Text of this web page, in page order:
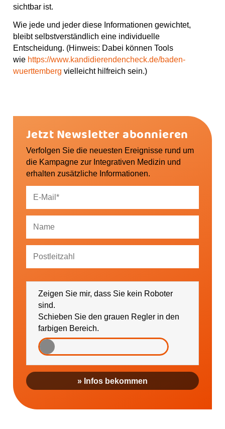
sichtbar ist.
Wie jede und jeder diese Informationen gewichtet,
bleibt selbstverständlich eine individuelle
Entscheidung. (Hinweis: Dabei können Tools
wie https://www.kandidierendencheck.de/baden-
wuerttemberg vielleicht hilfreich sein.)
Jetzt Newsletter abonnieren
Verfolgen Sie die neuesten Ereignisse rund um
die Kampagne zur Integrativen Medizin und
erhalten zusätzliche Informationen.
Veranstaltungen sowie regionale Ereignisse (falls
gewünscht bitte PLZ eintragen) informieren darf.
Zeigen Sie mir, dass Sie kein Roboter
sind.
Schieben Sie den grauen Regler in den
farbigen Bereich.
» Infos bekommen